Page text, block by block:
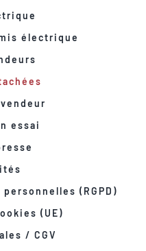
électrique
essai
(RGPD)
(UE)
/ CGV